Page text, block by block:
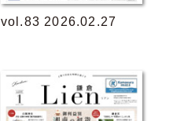
vol.83 2026.02.27